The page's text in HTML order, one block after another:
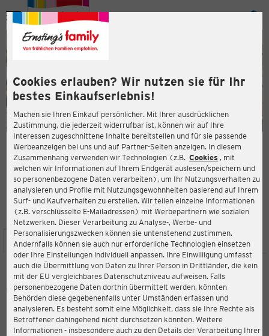
Cookies erlauben? Wir nutzen sie für Ihr
bestes Einkaufserlebnis!
Machen sie Ihren Einkauf persönlicher. Mit Ihrer ausdrücklichen
Zustimmung, die jederzeit widerrufbar ist, können wir auf Ihre
Interessen zugeschnittene Inhalte bereitstellen und für sie passende
Werbeanzeigen bei uns und auf Partner-Seiten anzeigen. In diesem
Zusammenhang verwenden wir Technologien (z.B. Cookies , mit
welchen wir Informationen auf Ihrem Endgerät auslesen/speichern und
so personenbezogene Daten verarbeiten), um Ihr Nutzungsverhalten zu
analysieren und Profile mit Nutzungsgewohnheiten basierend auf Ihrem
Surf- und Kaufverhalten zu erstellen. Wir teilen einzelne Informationen
(z.B. verschlüsselte E-Mailadressen) mit Werbepartnern wie sozialen
Netzwerken. Dieser Verarbeitung zu Analyse-, Werbe- und
Personalisierungszwecken können sie untenstehend zustimmen.
Andernfalls können sie auch nur erforderliche Technologien einsetzen
oder Ihre Einstellungen individuell anpassen. Ihre Einwilligung umfasst
auch die Übermittlung von Daten zu Ihrer Person in Drittländer, die kein
mit der EU vergleichbares Datenschutzniveau aufweisen. Falls
personenbezogene Daten dorthin übermittelt werden, könnten
Behörden diese gegebenenfalls unter Umständen erfassen und
analysieren. Es besteht somit eine Möglichkeit, dass sie Ihre Rechte als
Betroffener dahingehend nicht durchsetzen könnten. Weitere
Informationen - insbesondere auch zu den Details der Verarbeitung Ihrer
Menü
ERNSTING'S FAMILY FILIALE
Marktstr. 7-9
21423 Winsen (Luhe)
4,3
Bewertung:
STANDORT SERVICES SORTIMENT AKTIONEN
Ernsting's family
Marktstr. 7-9, 21423 Winsen (Luhe)